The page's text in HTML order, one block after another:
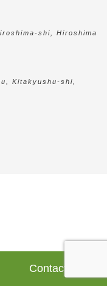
shi,
Hiroshima
Kitakyushu-shi,
Contact